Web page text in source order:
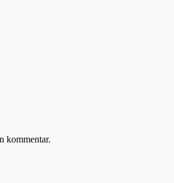
kommentar.